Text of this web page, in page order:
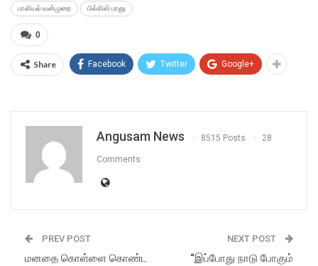
பாலியல் வன்முறை பில்கிஸ் பானு
0
Share Facebook Twitter Google+
Angusam News 8515 Posts 28
Comments
PREV POST
மனதை கொள்ளை கொண்ட
NEXT POST
“இப்போது நாடு போகும்